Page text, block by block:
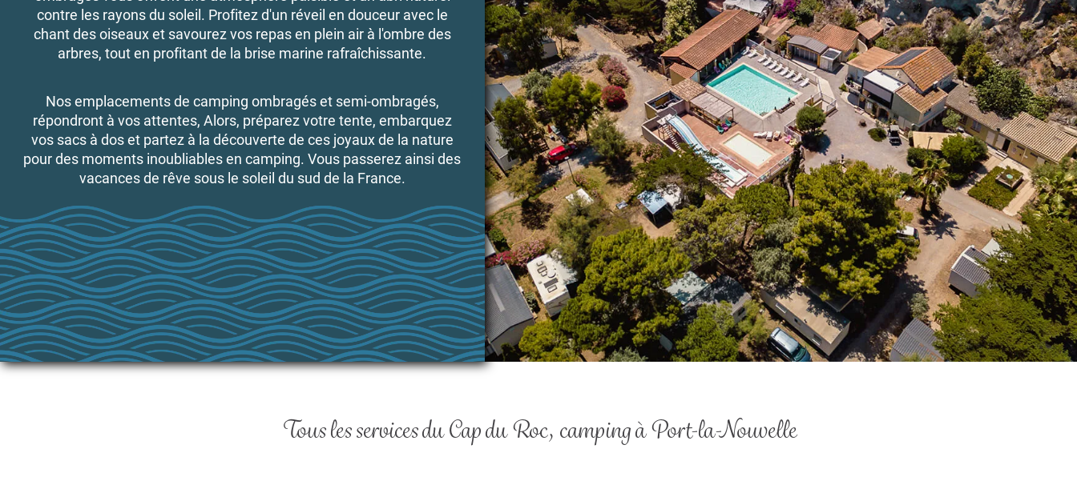
contre les rayons du soleil. Profitez d'un réveil en douceur avec le
chant des oiseaux et savourez vos repas en plein air à l'ombre des
arbres, tout en profitant de la brise marine rafraîchissante.
Nos emplacements de camping ombragés et semi-ombragés,
répondront à vos attentes, Alors, préparez votre tente, embarquez
vos sacs à dos et partez à la découverte de ces joyaux de la nature
pour des moments inoubliables en camping. Vous passerez ainsi des
vacances de rêve sous le soleil du sud de la France.
Tous les services du Cap du Roc, camping à Port-la-Nouvelle